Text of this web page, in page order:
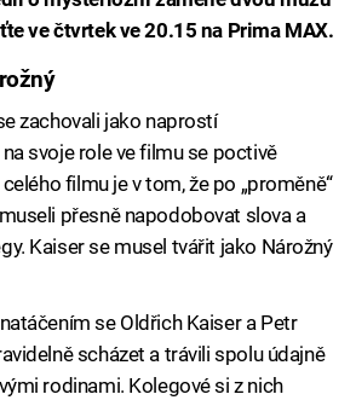
ve čtvrtek ve 20.15 na Prima MAX.
zachovali jako naprostí
svoje role ve filmu se poctivě
filmu je v tom, že po „proměně“
přesně napodobovat slova a
Kaiser se musel tvářit jako Nárožný
se Oldřich Kaiser a Petr
scházet a trávili spolu údajně
rodinami. Kolegové si z nich